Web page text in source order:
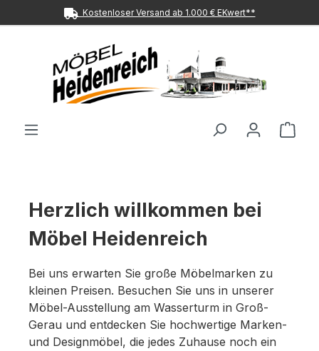
Zum Hauptinhalt springenKostenloser Versand ab 1.000 € EKwert**
Herzlich willkommen bei
Möbel Heidenreich
Bei uns erwarten Sie große Möbelmarken zu
kleinen Preisen. Besuchen Sie uns in unserer
Möbel-Ausstellung am Wasserturm in Groß-
Gerau und entdecken Sie hochwertige Marken-
und Designmöbel, die jedes Zuhause noch ein